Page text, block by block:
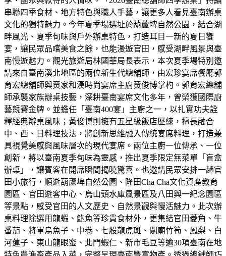
串聯四季食材、地方特色與職人手藝，讓更多人看見臺南辦桌
文化的獨特魅力。今年夏季場選址於葫蘆埤自然公園，結合湖
畔風光、夏季旬味與戶外辦桌特色，打造耳目一新的夏日饗
宴，讓民眾品嚐美食之餘，也能漫遊官田，感受湖畔風景與臺
南慢遊魅力。觀光旅遊局林國華局長表示，本次夏季場特別邀
請來自臺南溪北地區的兩位新生代總舖師，由宏珍宴席餐廳郭
育宏總舖師與黃家和漢時尚宴席主廚黃俊博掌杓。郭育宏總舖
師承襲家族辦桌技藝，深耕臺南宴席文化多年，曾榮獲國際廚
藝競賽金牌。並擔任「臺南400宴」主廚之一，以扎實功夫詮
釋經典辦桌風味；黃俊博則擁有五星級飯店歷練，擅長融合
中、西、日料理技法，將創新思維融入傳統宴席料理，打造兼
具視覺美感與風味層次的現代宴席。兩位主廚一位傳承、一位
創新，將以臺南夏季旬味為靈感，推出夏季限定無菜單「盲盒
辦桌」，讓賓客在開席瞬間揭曉驚喜。也邀請民眾安排一趟官
田小旅行，順遊葫蘆埤自然公園、隆田Cha Cha文化資產教育
園區、官田遊客中心、烏山頭水庫風景區及八田與一紀念園區
等景點，感受官田的人文歷史、自然景觀與慢活魅力。此次辦
桌料理除選用龍蝦、鮑魚等珍貴食材外，更集結官田菱角、牛
番茄、將軍烏魚子、中卷、七股龍虎斑、關廟竹筍、鳳梨、白
河蓮子、東山龍眼蜜、北門蝦仁、新市毛豆等逾30項臺南在地